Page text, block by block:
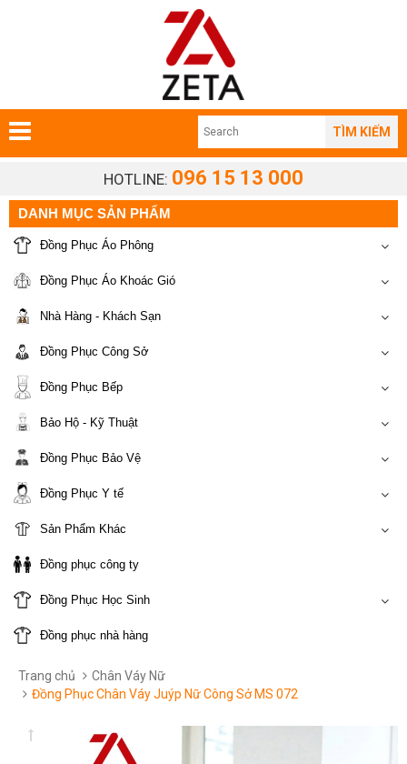
TÌM KIẾM
HOTLINE: 096 15 13 000
DANH MỤC SẢN PHẨM
Đồng Phục Áo Phông
Đồng Phục Áo Khoác Gió
Nhà Hàng - Khách Sạn
Đồng Phục Công Sở
Đồng Phục Bếp
Bảo Hộ - Kỹ Thuật
Đồng Phục Bảo Vệ
Đồng Phục Y tế
Sản Phẩm Khác
Đồng phục công ty
Đồng Phục Học Sinh
Đồng phục nhà hàng
Trang chủ
Chân Váy Nữ
Đồng Phục Chân Váy Juýp Nữ Công Sở MS 072